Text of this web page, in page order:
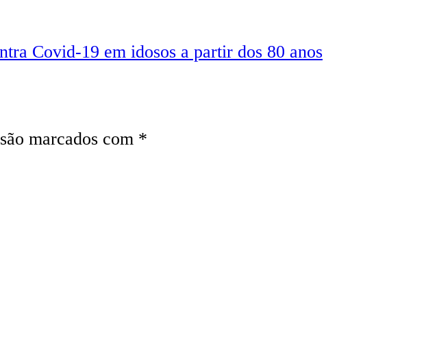
Covid-19 em idosos a partir dos 80 anos
marcados com *